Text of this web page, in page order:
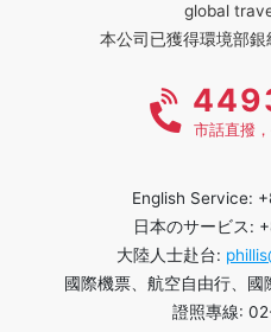
global
本公司已獲得環境部
市話直撥
English Service:
日本のサービス:
大陸人士赴台:
國際機票、航空自由行、
證照專線: